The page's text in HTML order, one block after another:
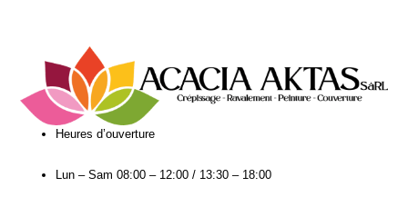
Heures d’ouverture​
Lun – Sam 08:00 – 12:00 / 13:30 – 18:00